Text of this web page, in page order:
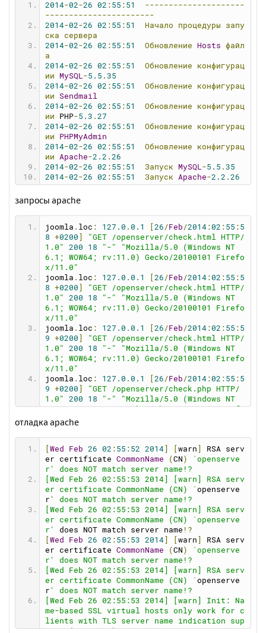
2014-02-26 02 : 55 : 51
---------------------
-----------------------
2014-02-26 02 : 55 : 51 Начало процедуры
запу
ска
сервера
2014-02-26 02 : 55 : 51 Обновление Hosts файл
а
2014-02-26 02 : 55 : 51 Обновление
конфигурац
ии
MySQL-5.5 . 35
2014-02-26 02 : 55 : 51 Обновление
конфигурац
ии Sendmail
2014-02-26 02 : 55 : 51 Обновление
конфигурац
ии PHP-5.3 . 27
2014-02-26 02 : 55 : 51 Обновление
конфигурац
ии
PHPMyAdmin
2014-02-26 02 : 55 : 51 Обновление
конфигурац
ии Apache-2.2 . 26
2014-02-26 02 : 55 : 51 Запуск MySQL-5.5 . 35
2014-02-26 02 : 55 : 51 Запуск Apache-2.2 . 26
2014-02-26 02:55:51 Проверка состояния се
рвера
2014
MySQL-5.5.35
2014-02 -26 02 :56 : 07 Сбой
запуска!
2014-02 26 02 56:07
---------------------
-----------------------
2014
02-26 02: 56 : 07 Начало процедуры
оста
новки
сервера
2014-02 -26 02 :56 : 07 Остановка системных
м
одулей
2014
02- 26 02 : 56 : 08 Отключение виртуально
го
диска
2014 - 02
тановлен!
запросы apache
joomla . loc : 127.0 . 0.1 26 /Feb /2014 : 02 : 55 : 5
8 +0200
"GET /openserver/check.html HTTP/
1.0"
200 18 "-"
"Mozilla/5.0 (Windows NT
6.1; WOW64; rv:11.0) Gecko/20100101 Firefo
x/11.0"
joomla . loc : 127.0 . 0.1 26 /Feb /2014 : 02 : 55 : 5
8 +0200
"GET /openserver/check.html HTTP/
1.0"
200 18 "-"
"Mozilla/5.0 (Windows NT
6.1; WOW64; rv:11.0) Gecko/20100101 Firefo
x/11.0"
joomla . loc : 127.0 . 0.1 26 /Feb /2014 : 02 : 55 : 5
9 +0200
"GET /openserver/check.html HTTP/
1.0"
200 18 "-"
"Mozilla/5.0 (Windows NT
6.1; WOW64; rv:11.0) Gecko/20100101 Firefo
x/11.0"
joomla . loc : 127.0 . 0.1 26 /Feb /2014 : 02 : 55 : 5
9 +0200
"GET /openserver/check.php HTTP/
1.0"
200 18 "-"
"Mozilla/5.0 (Windows NT
6.1; WOW64; rv:11.0) Gecko/20100101 Firefo
x/11.0"
отладка apache
Wed Feb 26 02 : 55 : 52 2014 warn
RSA serv
er certificate CommonName (CN )
`openserve
r' does NOT match server name!?
[Wed Feb 26 02:55:53 2014] [warn] RSA serv
er certificate CommonName (CN) ` openserve
r ' does NOT match server name!?
[Wed Feb 26 02:55:53 2014] [warn] RSA serv
er certificate CommonName (CN) `openserve
r'
does NOT match server name !?
Wed Feb 26 02 : 55 : 53 2014 warn
RSA serv
er certificate CommonName (CN )
`openserve
r' does NOT match server name!?
[Wed Feb 26 02:55:53 2014] [warn] RSA serv
er certificate CommonName (CN) ` openserve
r ' does NOT match server name!?
[Wed Feb 26 02:55:53 2014] [warn] Init: Na
me-based SSL virtual hosts only work for c
lients with TLS server name indication sup
port (RFC 4366)